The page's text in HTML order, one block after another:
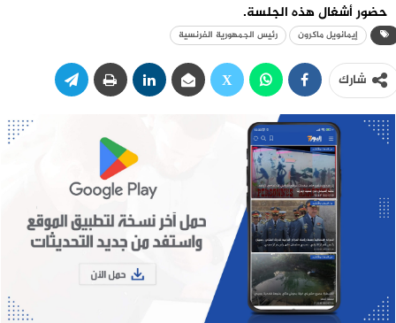
حضور أشغال هذه الجلسة.
إيمانويل ماكرون رئيس الجمهورية الفرنسية
شارك